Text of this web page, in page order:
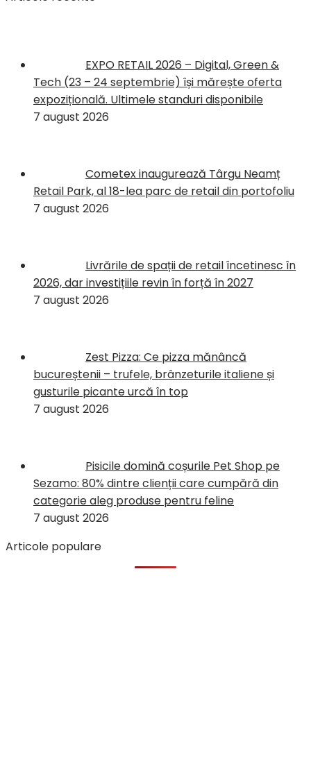
EXPO RETAIL 2026 – Digital, Green &
Tech (23 – 24 septembrie) își mărește oferta
expozițională. Ultimele standuri disponibile
7 august 2026
Cometex inaugurează Târgu Neamț
Retail Park, al 18-lea parc de retail din portofoliu
7 august 2026
Livrările de spații de retail încetinesc în
2026, dar investițiile revin în forță în 2027
7 august 2026
Zest Pizza: Ce pizza mănâncă
bucureștenii – trufele, brânzeturile italiene și
gusturile picante urcă în top
7 august 2026
Pisicile domină coșurile Pet Shop pe
Sezamo: 80% dintre clienții care cumpără din
categorie aleg produse pentru feline
7 august 2026
Articole populare